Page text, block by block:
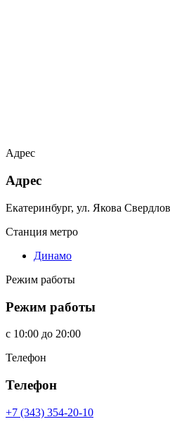
Адрес
Адрес
Екатеринбург, ул. Якова
Станция метро
Динамо
Режим работы
Режим работы
c 10:00 до 20:00
Телефон
Телефон
+7 (343) 354-20-10